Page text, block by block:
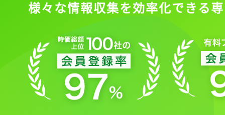
様々な情報収集を効率化できる